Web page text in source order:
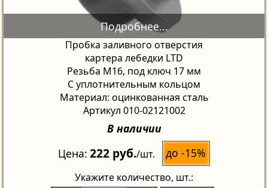
Пробка заливного отверстия
картера лебедки LTD
Резьба М16, под ключ 17 мм
С уплотнительным кольцом
Материал: оцинкованная сталь
Артикул 010-02121002
В наличии
Цена 222 руб./шт. до -15%
Укажите количество, шт.: